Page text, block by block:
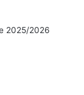
2025/2026